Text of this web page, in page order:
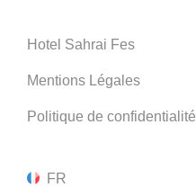
Hotel Sahrai Fes
Mentions Légales
Politique de confidentialité
FR